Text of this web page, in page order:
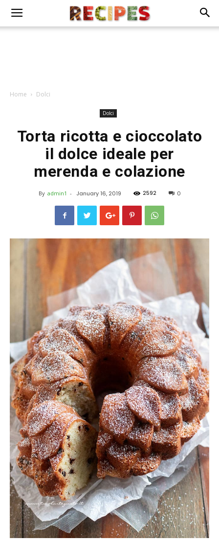
Home Dolci
Dolci
Torta ricotta e cioccolato
il dolce ideale per
merenda e colazione
By admin1 - January 16, 2019 2592 0